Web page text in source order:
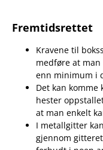
Fremtidsrettet
Kravene til
medføre at
enn minimum i
Det kan komme
hester
at man enkelt
I metallgitter
gjennom